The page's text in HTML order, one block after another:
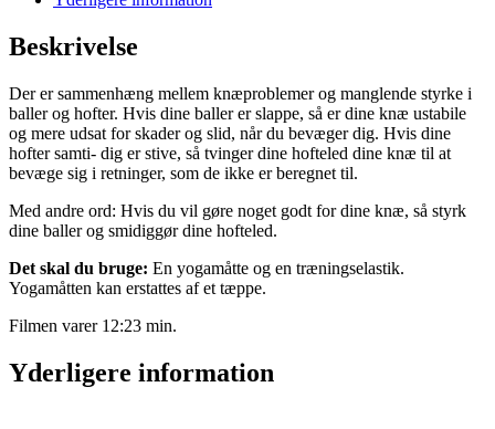
Beskrivelse
Der er sammenhæng mellem knæproblemer og manglende styrke i
baller og hofter. Hvis dine baller er slappe, så er dine knæ ustabile
og mere udsat for skader og slid, når du bevæger dig. Hvis dine
hofter samti- dig er stive, så tvinger dine hofteled dine knæ til at
bevæge sig i retninger, som de ikke er beregnet til.
Med andre ord: Hvis du vil gøre noget godt for dine knæ, så styrk
dine baller og smidiggør dine hofteled.
Det skal du bruge: En yogamåtte og en træningselastik.
Yogamåtten kan erstattes af et tæppe.
Filmen varer 12:23 min.
Yderligere information